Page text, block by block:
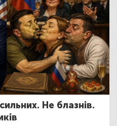
Не блазнів.